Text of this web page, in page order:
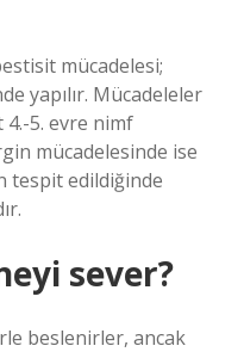
mücadelesi;
yapılır. Mücadeleler
4.-5. evre nimf
mücadelesinde ise
tespit edildiğinde
sever?
beslenirler, ancak